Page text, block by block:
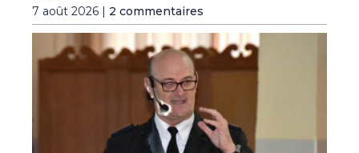
7 août 2026 | 2 commentaires